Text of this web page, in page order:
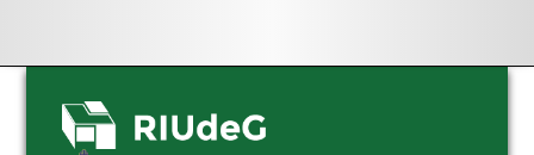
Skip
navigation